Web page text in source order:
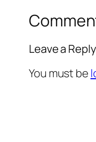
Leave a Reply
You must be